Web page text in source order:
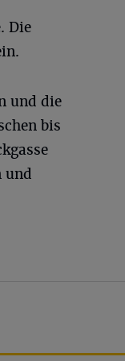
Die
und die
bis
und